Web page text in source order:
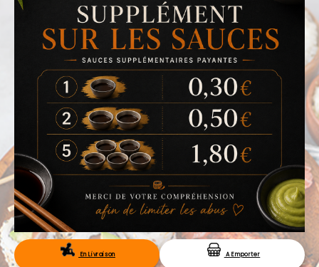
ACCUEIL
LA CARTE
VOTRE COMPTE
NOTRE RESTAURANT
VOS AVIS
MENTIONS LÉGALES
C.G.V
RÉSERVATIONEn Livraison A Emporter